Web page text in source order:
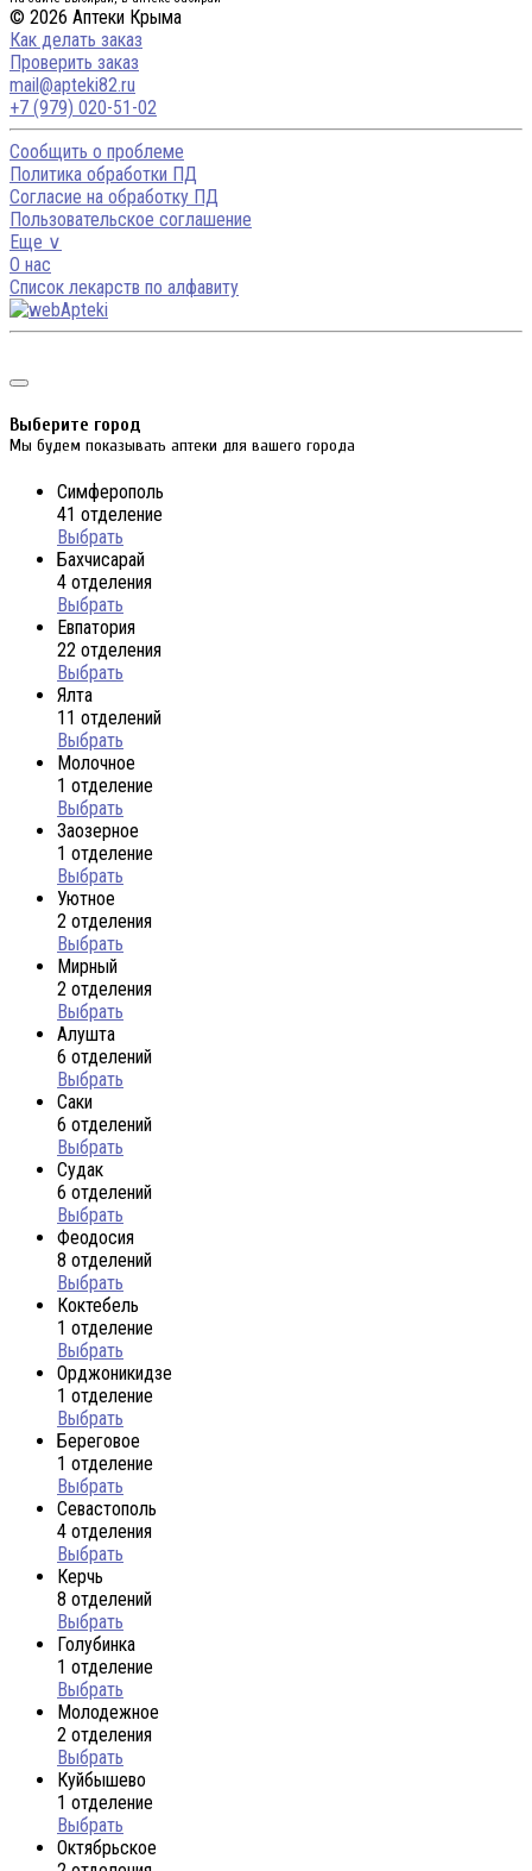
© 2026 Аптеки Крыма
Как делать заказ
Проверить заказ
mail@apteki82.ru
+7 (979) 020-51-02
Сообщить о проблеме
Политика обработки ПД
Согласие на обработку ПД
Пользовательское соглашение
Еще ∨
О нас
Список лекарств по алфавиту
Выберите город
Мы будем показывать аптеки для вашего города
Симферополь
41 отделение
Выбрать
Бахчисарай
4 отделения
Выбрать
Евпатория
22 отделения
Выбрать
Ялта
11 отделений
Выбрать
Молочное
1 отделение
Выбрать
Заозерное
1 отделение
Выбрать
Уютное
2 отделения
Выбрать
Мирный
2 отделения
Выбрать
Алушта
6 отделений
Выбрать
Саки
6 отделений
Выбрать
Судак
6 отделений
Выбрать
Феодосия
8 отделений
Выбрать
Коктебель
1 отделение
Выбрать
Орджоникидзе
1 отделение
Выбрать
Береговое
1 отделение
Выбрать
Севастополь
4 отделения
Выбрать
Керчь
8 отделений
Выбрать
Голубинка
1 отделение
Выбрать
Молодежное
2 отделения
Выбрать
Куйбышево
1 отделение
Выбрать
Октябрьское